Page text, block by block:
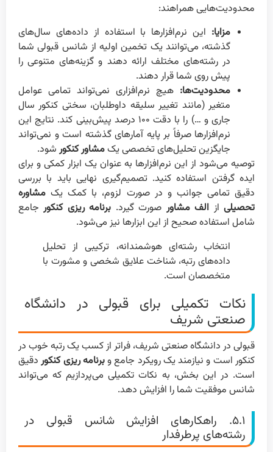
محدودیت‌هایی همراهند:
مزایا: این نرم‌افزارها با استفاده از داده‌های سال‌های
گذشته، می‌توانند یک تخمین اولیه از شانس قبولی شما
در رشته‌های مختلف ارائه دهند و گزینه‌های متنوعی را
پیش روی شما قرار دهند.
محدودیت‌ها: هیچ نرم‌افزاری نمی‌تواند تمامی عوامل
متغیر (مانند تغییر سلیقه داوطلبان، سختی کنکور سال
جاری و …) را با دقت ۱۰۰ درصد پیش‌بینی کند. نتایج این
نرم‌افزارها صرفاً بر پایه آمارهای گذشته است و نمی‌تواند
جایگزین تحلیل‌های تخصصی یکمشاور کنکور شود.
توصیه می‌شود از این نرم‌افزارها به عنوان یک ابزار کمکی و برای
ایده گرفتن استفاده کنید. تصمیم‌گیری نهایی باید با بررسی
دقیق تمامی جوانب و در صورت لزوم، با کمک یک مشاوره
تحصیلیاز الف مشاور صورت گیرد. برنامه ریزی کنکورجامع
شامل استفاده صحیح از این ابزارها نیز می‌شود.
انتخاب رشته‌ای هوشمندانه، ترکیبی از تحلیل
داده‌های رتبه، شناخت علایق شخصی و مشورت با
متخصصان است.
نکات تکمیلی برای قبولی در دانشگاه
صنعتی شریف
قبولی در دانشگاه صنعتی شریف، فراتر از کسب یک رتبه خوب در
کنکور است و نیازمند یک رویکرد جامع وبرنامه ریزی کنکوردقیق
است. در این بخش، به نکات تکمیلی می‌پردازیم که می‌تواند
شانس موفقیت شما را افزایش دهد.
۵.۱. راهکارهای افزایش شانس قبولی در
رشته‌های پرطرفدار